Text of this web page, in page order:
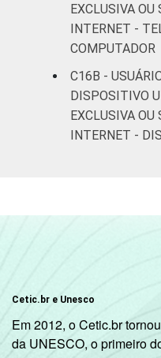
CLASSE
SOCIAL
Sociedade da
Pesquisa sobre
informação e
EXCLUSIVA OU
INTERNET -
COMPUTADOR
C16B -
DISPOSITIVO
EXCLUSIVA OU
INTERNET -
Cetic.br e Unesco
Em 2012, o Cetic.br
da UNESCO, o primeiro